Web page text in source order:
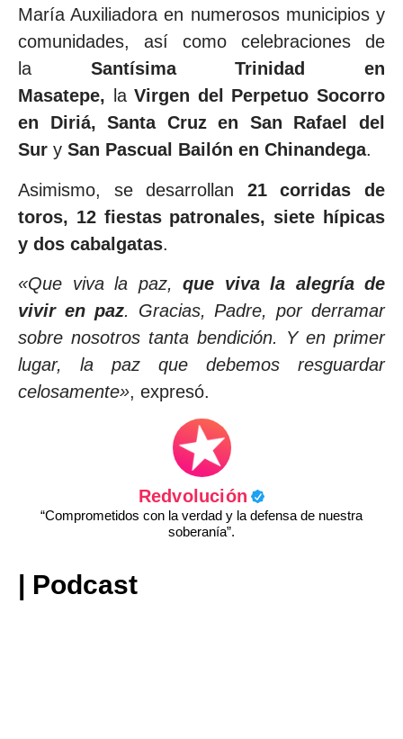
María Auxiliadora en numerosos municipios y
comunidades, así como celebraciones de
la Santísima Trinidad en
Masatepe, laVirgen del Perpetuo Socorro
en Diriá, Santa Cruz en San Rafael del
Sur y San Pascual Bailón en Chinandega.
Asimismo, se desarrollan 21 corridas de
toros, 12 fiestas patronales, siete hípicas
y dos cabalgatas.
«Que viva la paz, que viva la alegría de
vivir en paz. Gracias, Padre, por derramar
sobre nosotros tanta bendición. Y en primer
lugar, la paz que debemos resguardar
celosamente», expresó.
Redvolución
“Comprometidos con la verdad y la defensa de nuestra
soberanía”.
| Podcast